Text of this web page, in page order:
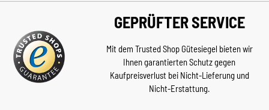
GEPRÜFTER SERVICE
Mit dem Trusted Shop Gütesiegel bieten wir
Ihnen garantierten Schutz gegen
Kaufpreisverlust bei Nicht-Lieferung und
Nicht-Erstattung.